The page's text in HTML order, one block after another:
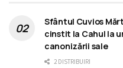
Sfântul Cuvios
cinstit la Cahul la
canonizării sale
2 DISTRIBUIRI